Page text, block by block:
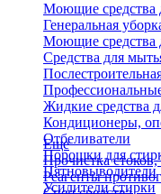
Моющие средства
Генеральная
Моющие средства
Средства для
Жидкие средства
Кондиционеры,
Отбеливатели
Порошки для
Пятновыводители
Усилители стирки
Еще
Прочистка стоков,
Реагенты